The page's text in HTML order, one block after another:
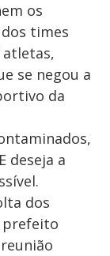
os
times
atletas,
se negou a
da
deseja a
dos
prefeito